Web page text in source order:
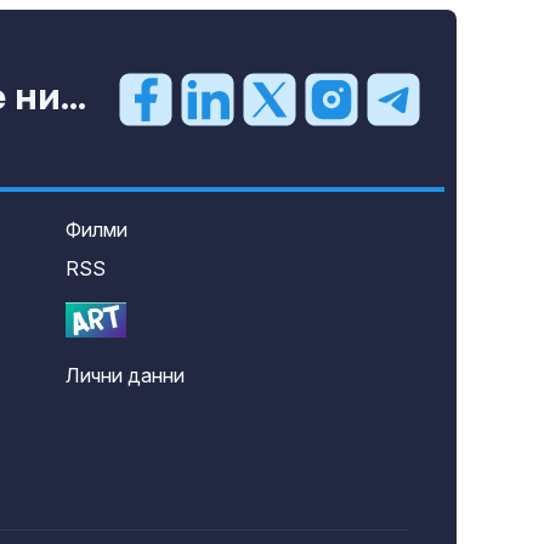
ни...
Филми
RSS
Лични данни